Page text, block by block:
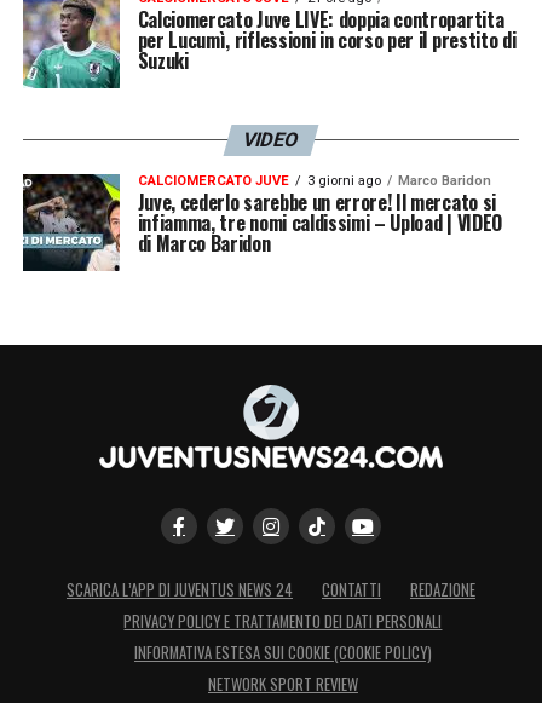
Calciomercato Juve LIVE: doppia contropartita
per Lucumì, riflessioni in corso per il prestito di
Suzuki
VIDEO
CALCIOMERCATO JUVE 3 giorni ago Marco Baridon
Juve, cederlo sarebbe un errore! Il mercato si
infiamma, tre nomi caldissimi – Upload | VIDEO
di Marco Baridon
SCARICA L’APP DI JUVENTUS NEWS 24 CONTATTI
REDAZIONE
PRIVACY POLICY E TRATTAMENTO DEI DATI PERSONALI
INFORMATIVA ESTESA SUI COOKIE (COOKIE POLICY)
NETWORK SPORT REVIEW